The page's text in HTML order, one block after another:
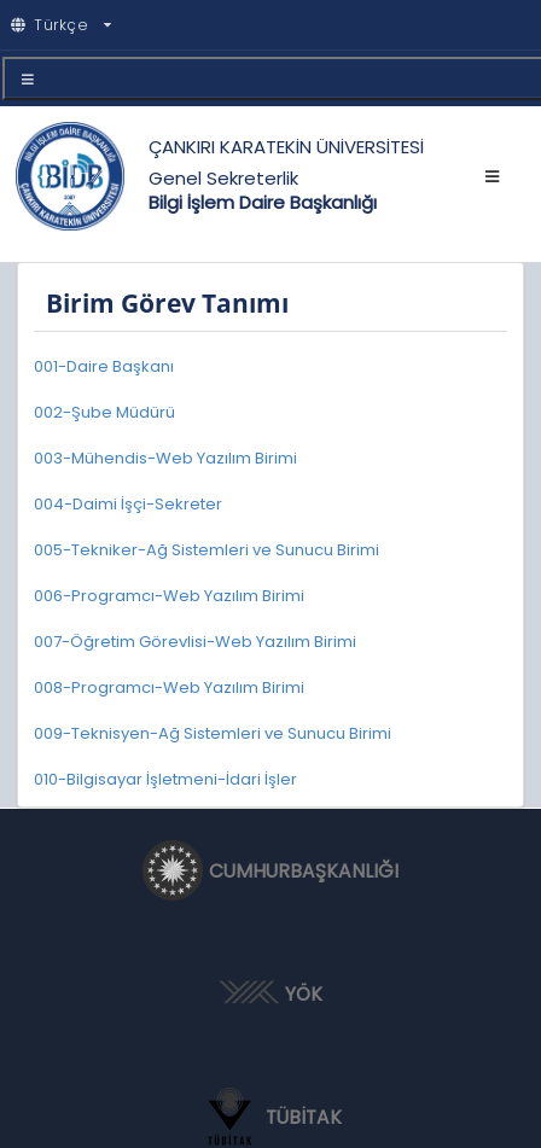
Türkçe
ÇANKIRI KARATEKİN ÜNİVERSİTESİ
Genel Sekreterlik
Bilgi İşlem Daire Başkanlığı
Birim Görev Tanımı
001-Daire Başkanı
002-Şube Müdürü
003-Mühendis-Web Yazılım Birimi
004-Daimi İşçi-Sekreter
005-Tekniker-Ağ Sistemleri ve Sunucu Birimi
006-Programcı-Web Yazılım Birimi
007-Öğretim Görevlisi-Web Yazılım Birimi
008-Programcı-Web Yazılım Birimi
009-Teknisyen-Ağ Sistemleri ve Sunucu Birimi
010-Bilgisayar İşletmeni-İdari İşler
CUMHURBAŞKANLIĞI
YÖK
TÜBİTAK